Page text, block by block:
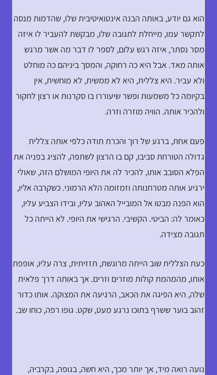
הוא גם יודע, באותה הבנה אינטואיטיבית שלו, שהדמות מנסה
לתקשר עמו, מייחלת לתגובה שלו, מבקשת להעביר לו איזה
מסר נסתר, איזה רגש עלום, לספר לו דבר מה אשר מרגש
אותה מאד. אבל היא כה רחוקה, והמסך ביניהם כה מוחלט
ולא עביר. היא צללית, היא לא ממשית, לא מוחשית, אין
בקיומה כל משמעות ופשר שיעוררו בו סקרנות או רצון לחקור
ולהכיר אותה. הוויה מוזרה וזרה.
פעם אחת, ברגע של רוך והכרת תודה כלפי אותה צללית
גדולה הטורחת סביבו, קם בו הרצון לשתפה, להציג בפניה את
הפלא הסובב אותו, להכיר לה את היופי המושלם הזה, שאולי
ירגיע אותה מטרחנותה וזמזומה הלא הרמוני. כשקרבה אליו,
הוא הפנה מבטו אל המובייל האהוב עליו, ובידו הצביע עליו,
כאומר לה: הביטי. הקשיבי. הרגישי את היופי. לא הייתה כל
תגובה מצידה.
כעת הצללית שוב הייתה מרוגשת, תזזיתית, צרה עליו, אופפת
אותו, מהמהמת קולות מוזרים וזרים. אך באותה דרך פלאית
שלה, היא הפיגה את הכאב, הרגיעה את המצוקה. אותו כדור
זהוב בוער ששרף בתוכו נרגע מעט, שקט. גופו רפה, כוחו שב.
נועה רואה מיד, אך יותר מכך, היא חשה, בגופה, בקרביה,